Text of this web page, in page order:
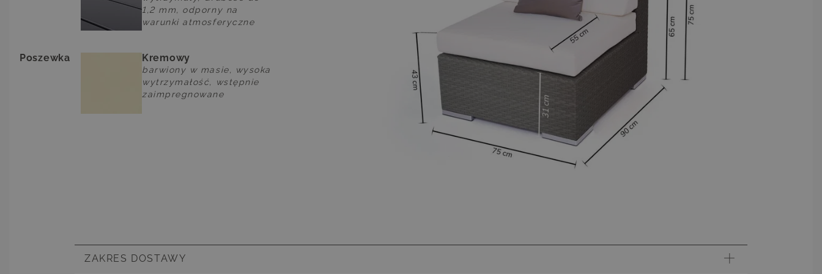
1,2 mm, odporny na
warunki atmosferyczne
Poszewka Kremowy
barwiony w masie, wysoka
wytrzymałość, wstępnie
zaimpregnowane
ZAKRES DOSTAWY